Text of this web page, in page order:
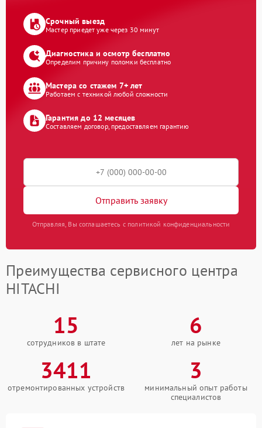
Срочный выезд
Мастер приедет уже через 30 минут
Диагностика и осмотр бесплатно
Определим причину поломки бесплатно
Мастера со стажем 7+ лет
Работаем с техникой любой сложности
Гарантия до 12 месяцев
Составляем договор, предоставляем гарантию
Отправить заявку
Отправляя, Вы соглашаетесь с политикой конфиденциальности
Преимущества сервисного центра
HITACHI
15
сотрудников в штате
6
лет на рынке
3411
отремонтированных устройств
3
минимальный опыт работы
специалистов